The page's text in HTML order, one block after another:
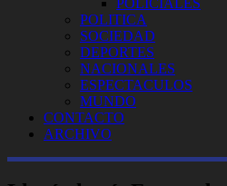
POLICIALES
POLITICA
SOCIEDAD
DEPORTES
NACIONALES
ESPECTACULOS
MUNDO
CONTACTO
ARCHIVO